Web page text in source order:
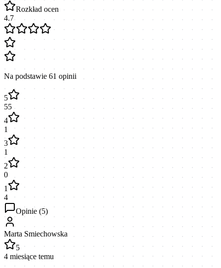
Rozkład ocen
4.7
Na podstawie 61 opinii
5
55
4
1
3
1
2
0
1
4
Opinie (5)
Marta Smiechowska
5
4 miesiące temu